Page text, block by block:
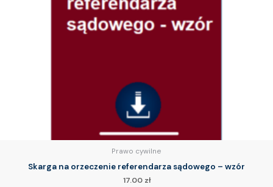
Prawo cywilne
Skarga na orzeczenie referendarza sądowego – wzór
17.00 zł